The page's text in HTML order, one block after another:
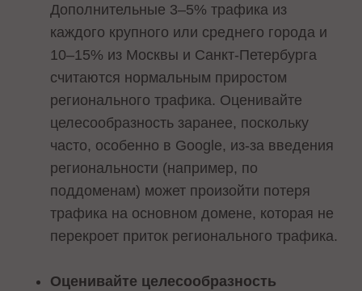
Дополнительные 3–5% трафика из
каждого крупного или среднего города и
10–15% из Москвы и Санкт-Петербурга
считаются нормальным приростом
регионального трафика. Оценивайте
целесообразность заранее, поскольку
часто, особенно в Google, из-за введения
региональности (например, по
поддоменам) может произойти потеря
трафика на основном домене, которая не
перекроет приток регионального трафика.
Оценивайте целесообразность